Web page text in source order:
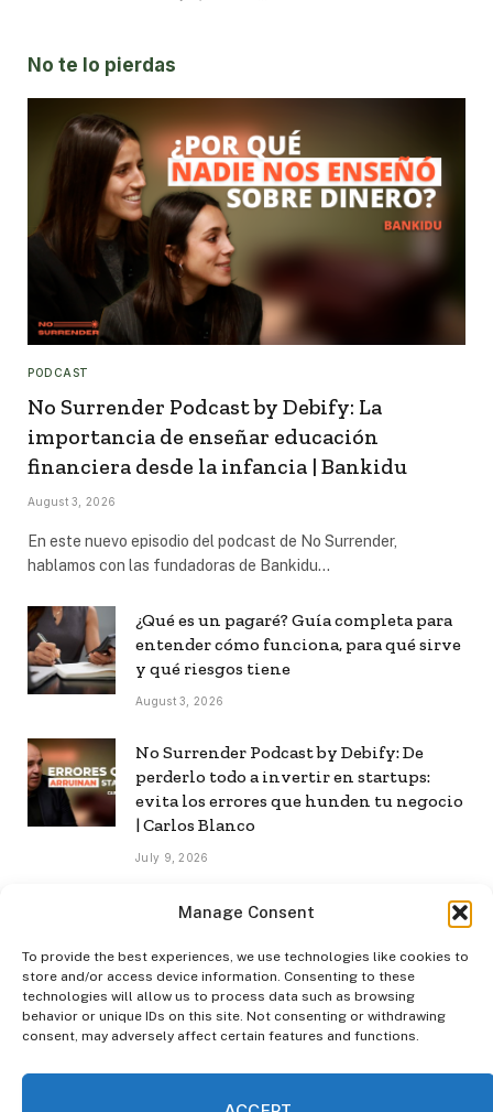
Manage Consent
To provide the best experiences, we use technologies like cookies to
store and/or access device information. Consenting to these
technologies will allow us to process data such as browsing
behavior or unique IDs on this site. Not consenting or withdrawing
consent, may adversely affect certain features and functions.
No te lo pierdas
PODCAST
No Surrender Podcast by Debify: La
importancia de enseñar educación
financiera desde la infancia | Bankidu
August 3, 2026
En este nuevo episodio del podcast de No Surrender,
hablamos con las fundadoras de Bankidu…
¿Qué es un pagaré? Guía completa para
entender cómo funciona, para qué sirve
y qué riesgos tiene
August 3, 2026
No Surrender Podcast by Debify: De
perderlo todo a invertir en startups:
evita los errores que hunden tu negocio
| Carlos Blanco
July 9, 2026
No Surrender Podcast by Debify: Cómo
construir una audiencia propia en la era
de la IA | Mar Manrique
July 8, 2026